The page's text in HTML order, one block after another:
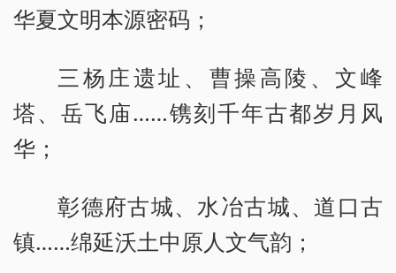
华夏文明本源密码；
三杨庄遗址、曹操高陵、文峰
塔、岳飞庙……镌刻千年古都岁月风
华；
彰德府古城、水冶古城、道口古
镇……绵延沃土中原人文气韵；